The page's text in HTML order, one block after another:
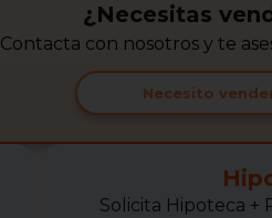
¿Necesitas
Contacta con nosotros y te
Necesito
Solicita Hipoteca